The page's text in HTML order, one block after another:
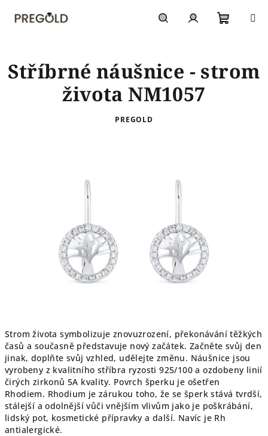
košík
Strom života symbolizuje znovuzrození, překonávání těžkých
časů a současně představuje nový začátek. Začněte svůj den
jinak, doplňte svůj vzhled, udělejte změnu. Náušnice jsou
vyrobeny z kvalitního stříbra ryzosti 925/100 a ozdobeny linií
čirých zirkonů 5A kvality. Povrch šperku je ošetřen
Rhodiem. Rhodium je zárukou toho, že se šperk stává tvrdší,
stálejší a odolnější vůči vnějším vlivům jako je poškrábání,
lidský pot, kosmetické přípravky a další. Navíc je Rh
antialergické.
Stříbrné náušnice - strom
života NM1057
PREGOLD